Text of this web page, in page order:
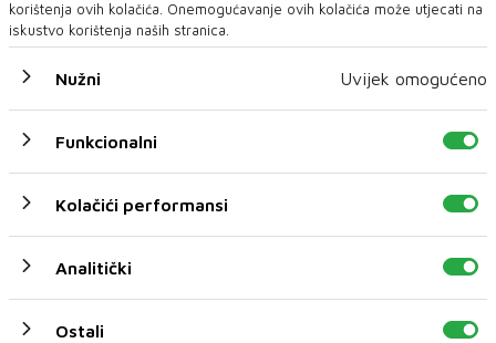
U CILJU UPRAVLJANJA MIGRACIJAMA VLASTITIM SNAGAMA
EU izdvojila 13,5 milijuna eura podrške BiH
korištenja ovih kolačića. Onemogućavanje ovih kolačića može utjecati na
iskustvo korištenja naših stranica.
Nužni Uvijek omogućeno
Funkcionalni
Kolačići performansi
Analitički
Ostali